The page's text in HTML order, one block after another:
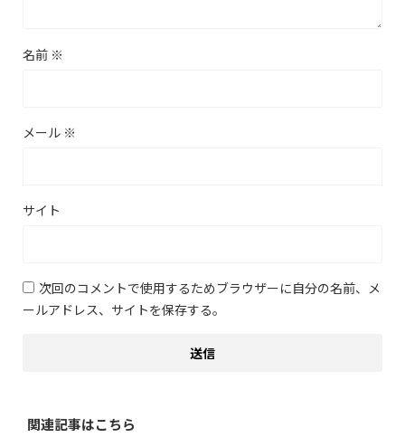
名前 ※
メール ※
サイト
次回のコメントで使用するためブラウザーに自分の名前、メ
ールアドレス、サイトを保存する。
関連記事はこちら